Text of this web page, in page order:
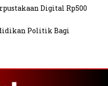
Digital Rp500
Politik Bagi